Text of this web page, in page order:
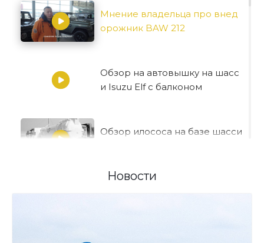
Мнение владельца про внед
орожник BAW 212
Обзор на автовышку на шасс
и Isuzu Elf с балконом
Обзор илососа на базе шасси
Обзор на бортовые автомоби
Новости